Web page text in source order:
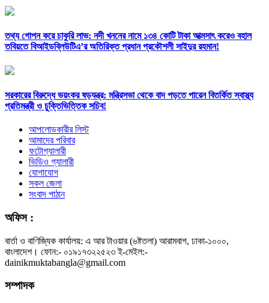
তথ্য গোপন করে চাকুরি লাভ: নদী খননের নামে ১৩৪ কোটি টাকা আত্মসাৎ করেও বহাল
তবিয়তে বিআইডব্লিউটিএ’র অতিরিক্ত প্রধান প্রকৌশলী সাইদুর রহমান!
সরকারের বিরুদ্ধে ভয়ংকর ষড়যন্ত্র: মন্ত্রিসভা থেকে বাদ পড়তে পারেন বিতর্কিত স্বাস্থ্য
প্রতিমন্ত্রী ও চুক্তিভিত্তিক সচিব!
আপলোডকারীর লিস্ট
আমাদের পরিবার
ফটোগ্যালারী
ভিডিও গ্যালারী
যোগাযোগ
সকল জেলা
সংবাদ পাঠান
অফিস :
বার্তা ও বাণিজ্যিক কার্যালয়: এ আর টাওয়ার (৬ষ্টতলা) আরামবাগ, ঢাকা-১০০০,
বাংলাদেশ। ফোন:- ০১৯১৭৩২২৫২৩ ই-মেইল:-
dainikmuktabangla@gmail.com
সম্পাদক